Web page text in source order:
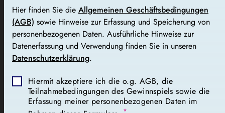
Hier finden Sie die Allgemeinen Geschäftsbedingungen
(AGB) sowie Hinweise zur Erfassung und Speicherung von
personenbezogenen Daten. Ausführliche Hinweise zur
Datenerfassung und Verwendung finden Sie in unseren
Datenschutzerklärung.
Hiermit akzeptiere ich die o.g. AGB, die
Teilnahmebedingungen des Gewinnspiels sowie die
Erfassung meiner personenbezogenen Daten im